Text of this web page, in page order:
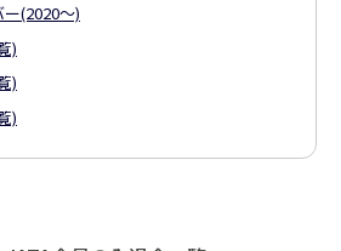
(2020～)
)
)
)